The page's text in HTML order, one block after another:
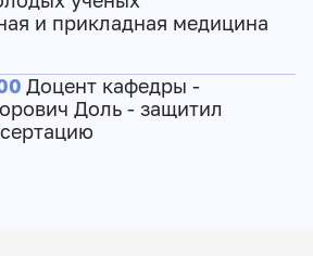
и прикладная медицина
Доцент кафедры -
Доль - защитил